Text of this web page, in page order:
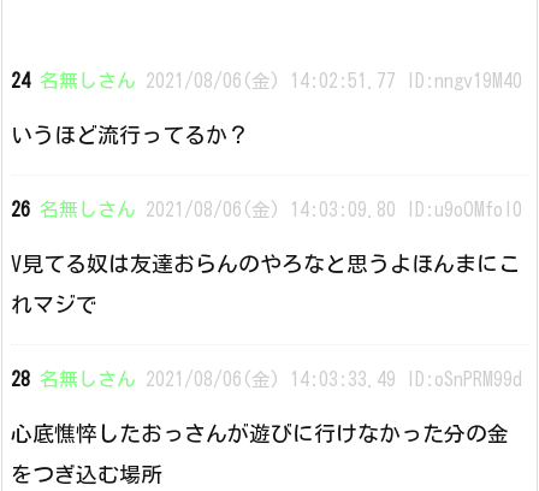
24 名無しさん 2021/08/06(金) 14:02:51.77 ID:nngv19M40
いうほど流行ってるか？
26 名無しさん 2021/08/06(金) 14:03:09.80 ID:u9oOMfol0
V見てる奴は友達おらんのやろなと思うよほんまにこ
れマジで
28 名無しさん 2021/08/06(金) 14:03:33.49 ID:oSnPRM99d
心底憔悴したおっさんが遊びに行けなかった分の金
をつぎ込む場所